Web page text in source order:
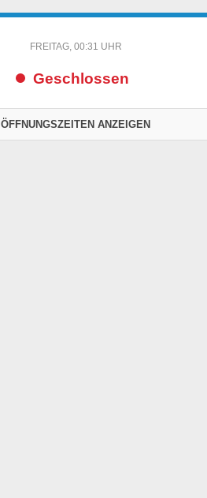
FREITAG, 00:31 UHR
Geschlossen
ÖFFNUNGSZEITEN ANZEIGEN